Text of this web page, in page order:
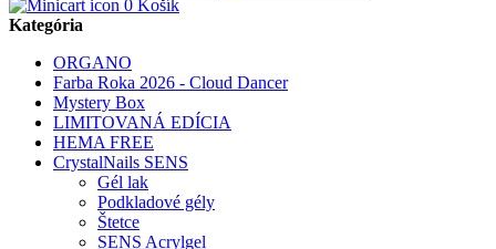
0 Košík
Kategória
ORGANO
Farba Roka 2026 - Cloud Dancer
Mystery Box
LIMITOVANÁ EDÍCIA
HEMA FREE
CrystalNails SENS
Gél lak
Podkladové gély
Štetce
SENS Acrylgel